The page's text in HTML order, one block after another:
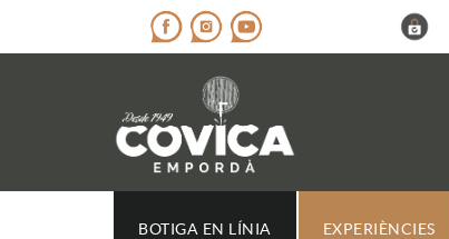
BOTIGA EN LÍNIA EXPERIÈNCIES